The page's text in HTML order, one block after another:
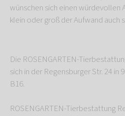
wünschen sich einen würdevollen
klein oder groß der Aufwand auch
Die ROSENGARTEN-
sich in der Regensburger Str. 24 in
B16.
ROSENGARTEN-Tierbestattung